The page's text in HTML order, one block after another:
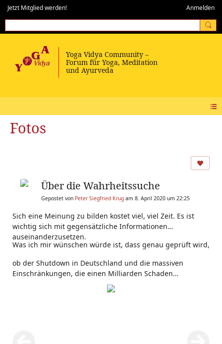
Jetzt Mitglied werden! Anmelden
Fotos
Über die Wahrheitssuche
Gepostet von Peter Siegfried Krug am 8. April 2020 um 22:25
Sich eine Meinung zu bilden kostet viel, viel Zeit. Es ist
wichtig sich mit gegensätzliche Informationen
auseinanderzusetzen.
Was ich mir wünschen würde ist, dass genau geprüft wird,
ob der Shutdown in Deutschland und die massiven
Einschränkungen, die einen Milliarden Schaden
verursachten bis ins Detail aufgeklärt wird. Beate Bahner
hat den Schritt gewagt und eine Verfassungsklage